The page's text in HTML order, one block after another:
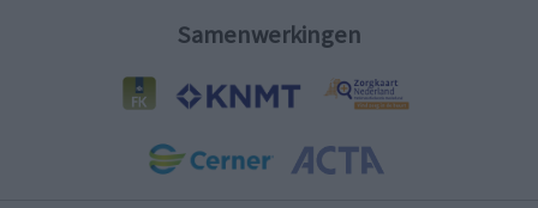
Samenwerkingen